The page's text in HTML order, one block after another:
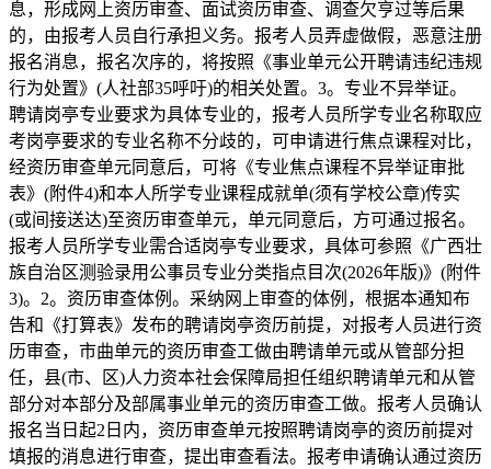
息，形成网上资历审查、面试资历审查、调查欠亨过等后果
的，由报考人员自行承担义务。报考人员弄虚做假，恶意注册
报名消息，报名次序的，将按照《事业单元公开聘请违纪违规
行为处置》(人社部35呼吁)的相关处置。3。专业不异举证。
聘请岗亭专业要求为具体专业的，报考人员所学专业名称取应
考岗亭要求的专业名称不分歧的，可申请进行焦点课程对比，
经资历审查单元同意后，可将《专业焦点课程不异举证审批
表》(附件4)和本人所学专业课程成就单(须有学校公章)传实
(或间接送达)至资历审查单元，单元同意后，方可通过报名。
报考人员所学专业需合适岗亭专业要求，具体可参照《广西壮
族自治区测验录用公事员专业分类指点目次(2026年版)》(附件
3)。2。资历审查体例。采纳网上审查的体例，根据本通知布
告和《打算表》发布的聘请岗亭资历前提，对报考人员进行资
历审查，市曲单元的资历审查工做由聘请单元或从管部分担
任，县(市、区)人力资本社会保障局担任组织聘请单元和从管
部分对本部分及部属事业单元的资历审查工做。报考人员确认
报名当日起2日内，资历审查单元按照聘请岗亭的资历前提对
填报的消息进行审查，提出审查看法。报考申请确认通过资历